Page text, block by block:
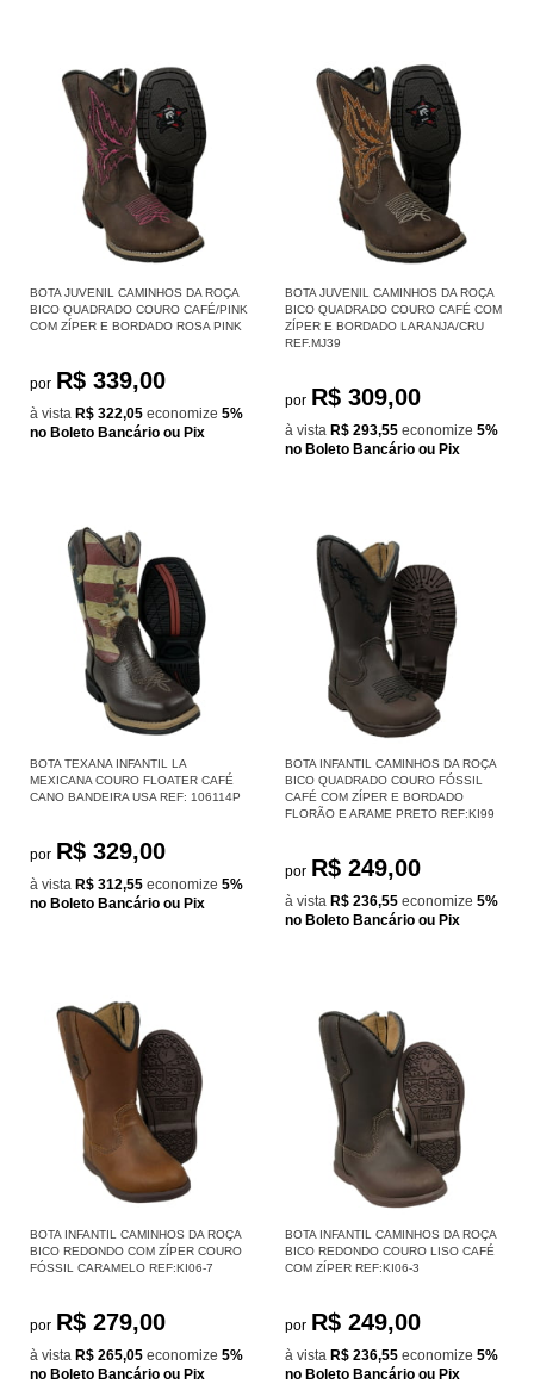
BOTA JUVENIL CAMINHOS DA ROÇA
BICO QUADRADO COURO CAFÉ/PINK
COM ZÍPER E BORDADO ROSA PINK
por R$ 339,00
à vista R$ 322,05 economize 5%
no Boleto Bancário ou Pix
BOTA JUVENIL CAMINHOS DA ROÇA
BICO QUADRADO COURO CAFÉ COM
ZÍPER E BORDADO LARANJA/CRU
REF.MJ39
por R$ 309,00
à vista R$ 293,55 economize 5%
no Boleto Bancário ou Pix
BOTA TEXANA INFANTIL LA
MEXICANA COURO FLOATER CAFÉ
CANO BANDEIRA USA REF: 106114P
por R$ 329,00
à vista R$ 312,55 economize 5%
no Boleto Bancário ou Pix
BOTA INFANTIL CAMINHOS DA ROÇA
BICO QUADRADO COURO FÓSSIL
CAFÉ COM ZÍPER E BORDADO
FLORÃO E ARAME PRETO REF:KI99
por R$ 249,00
à vista R$ 236,55 economize 5%
no Boleto Bancário ou Pix
BOTA INFANTIL CAMINHOS DA ROÇA
BICO REDONDO COM ZÍPER COURO
FÓSSIL CARAMELO REF:KI06-7
por R$ 279,00
à vista R$ 265,05 economize 5%
no Boleto Bancário ou Pix
BOTA INFANTIL CAMINHOS DA ROÇA
BICO REDONDO COURO LISO CAFÉ
COM ZÍPER REF:KI06-3
por R$ 249,00
à vista R$ 236,55 economize 5%
no Boleto Bancário ou Pix